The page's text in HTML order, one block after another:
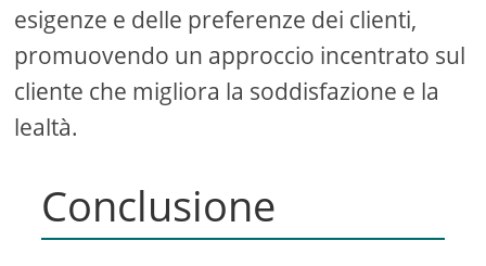
esigenze e delle preferenze dei clienti,
promuovendo un approccio incentrato sul
cliente che migliora la soddisfazione e la
lealtà.
Conclusione